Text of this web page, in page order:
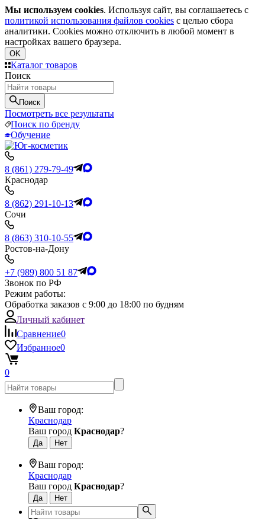
Мы используем cookies. Используя сайт, вы соглашаетесь с
политикой использования файлов cookies с целью сбора
аналитики. Cookies можно отключить в любой момент в
настройках вашего браузера.
OK
Каталог товаров
Поиск
Поиск
Посмотреть все результаты
Поиск по бренду
Обучение
8 (861) 279-79-49
Краснодар
8 (862) 291-10-13
Сочи
8 (863) 310-10-55
Ростов-на-Дону
+7 (989) 800 51 87
Звонок по РФ
Режим работы:
Обработка заказов с 9:00 до 18:00 по будням
Личный кабинет
Сравнение0
Избранное0
0
Ваш город:
Краснодар
Ваш город Краснодар?
Ваш город:
Краснодар
Ваш город Краснодар?